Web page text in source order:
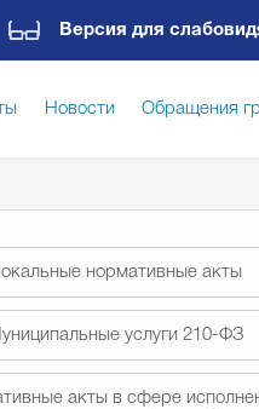
Версия для
Новости Обращения
Гостям Городского
организации
нормативные акты
услуги 210-ФЗ
акты в сфере